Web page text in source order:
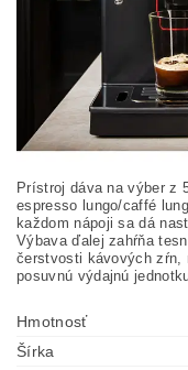
Prístroj dáva na výber z
espresso lungo/caffé
každom nápoji sa dá
Výbava ďalej zahŕňa
čerstvosti kávových zŕn,
posuvnú výdajnú
Hmotnosť
Šírka